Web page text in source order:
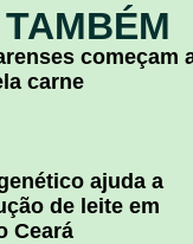
começam
carne
ajuda a
de leite em
Ceará